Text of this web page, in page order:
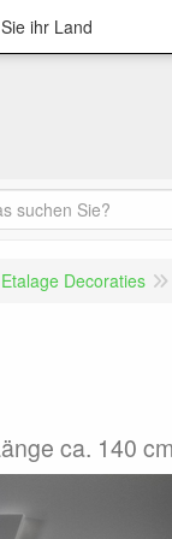
Etalage Decoraties
ca. 140
ihr Land